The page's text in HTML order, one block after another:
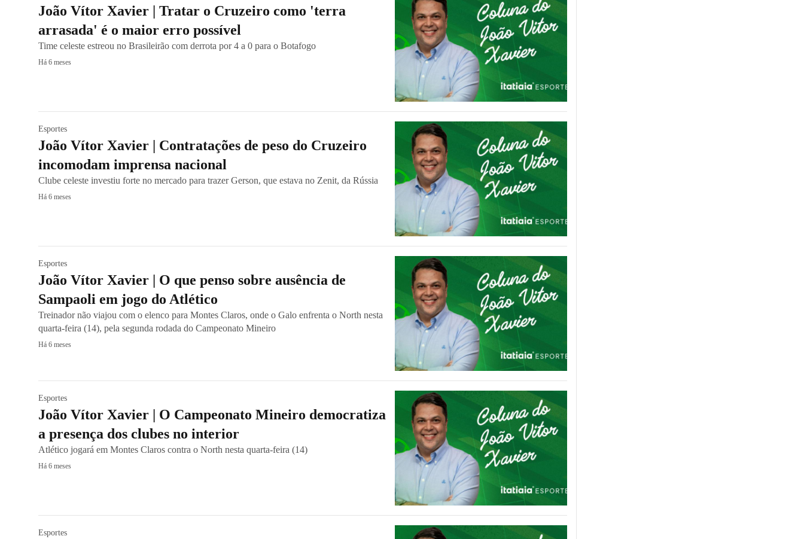
João Vítor Xavier | Tratar o Cruzeiro como 'terra
arrasada' é o maior erro possível
Time celeste estreou no Brasileirão com derrota por 4 a 0 para o Botafogo
Há 6 meses
Esportes
João Vítor Xavier | Contratações de peso do Cruzeiro
incomodam imprensa nacional
Clube celeste investiu forte no mercado para trazer Gerson, que estava no Zenit, da Rússia
Há 6 meses
Esportes
João Vítor Xavier | O que penso sobre ausência de
Sampaoli em jogo do Atlético
Treinador não viajou com o elenco para Montes Claros, onde o Galo enfrenta o North nesta
quarta-feira (14), pela segunda rodada do Campeonato Mineiro
Há 6 meses
Esportes
João Vítor Xavier | O Campeonato Mineiro democratiza
a presença dos clubes no interior
Atlético jogará em Montes Claros contra o North nesta quarta-feira (14)
Há 6 meses
Esportes